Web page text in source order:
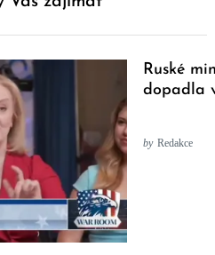
Ruské
dopadla
by Redakce